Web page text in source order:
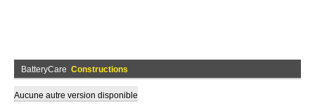
BatteryCare Constructions
Aucune autre version disponible